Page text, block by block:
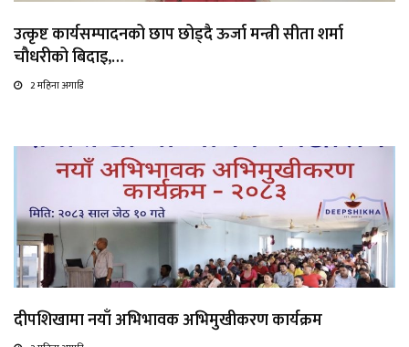
उत्कृष्ट कार्यसम्पादनको छाप छोड्दै ऊर्जा मन्त्री सीता शर्मा
चौधरीको बिदाइ,…
2 महिना अगाडि
दीपशिखामा नयाँ अभिभावक अभिमुखीकरण कार्यक्रम